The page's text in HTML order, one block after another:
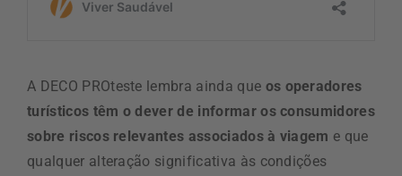
A DECO PROteste lembra ainda que os operadores
turísticos têm o dever de informar os consumidores
sobre riscos relevantes associados à viagem e que
qualquer alteração significativa às condições